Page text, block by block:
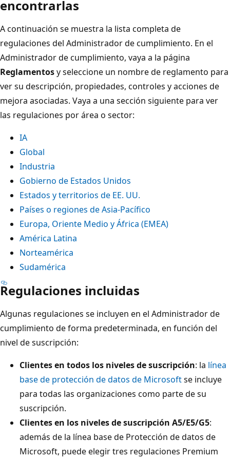
encontrarlas
A continuación se muestra la lista completa de
regulaciones del Administrador de cumplimiento. En el
Administrador de cumplimiento, vaya a la página
Reglamentosy seleccione un nombre de reglamento para
ver su descripción, propiedades, controles y acciones de
mejora asociadas. Vaya a una sección siguiente para ver
las regulaciones por área o sector:
IA
Global
Industria
Gobierno de Estados Unidos
Estados y territorios de EE. UU.
Países o regiones de Asia-Pacífico
Europa, Oriente Medio y África (EMEA)
América Latina
Norteamérica
Sudamérica
Regulaciones incluidas
Algunas regulaciones se incluyen en el Administrador de
cumplimiento de forma predeterminada, en función del
nivel de suscripción:
Clientes en todos los niveles de suscripción: la línea
base de protección de datos de Microsoftse incluye
para todas las organizaciones como parte de su
suscripción.
Clientes en los niveles de suscripción A5/E5/G5:
además de la línea base de Protección de datos de
Microsoft, puede elegir tres regulaciones Premium